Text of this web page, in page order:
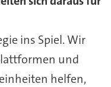
ins Spiel. Wir
und
helfen,